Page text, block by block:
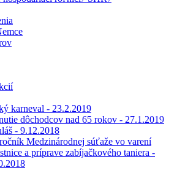
karneval - 23.2.2019
dôchodcov nad 65 rokov - 27.1.2019
- 9.12.2018
Medzinárodnej súťaže vo varení
a príprave zabíjačkového taniera -